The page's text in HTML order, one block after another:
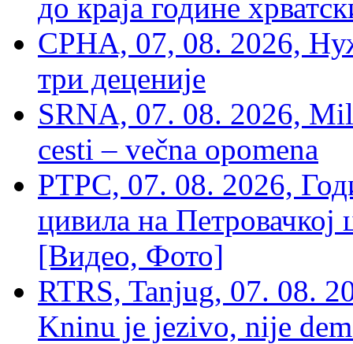
до краја године
СРНА, 07, 08. 2026,
три деценије
SRNA, 07. 08. 2026,
cesti – večna opomena
РТРС, 07. 08. 2026,
цивила на Петровачкој
[Видео, Фото]
RTRS, Tanjug, 07. 08.
Kninu je jezivo, nije